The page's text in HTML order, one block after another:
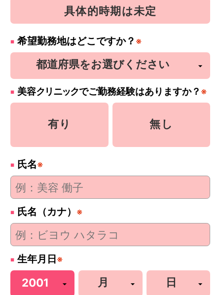
具体的時期は未定
希望勤務地はどこですか？ ※
美容クリニックでご勤務経験はありますか？ ※
有り 無し
氏名※
氏名（カナ） ※
生年月日 ※